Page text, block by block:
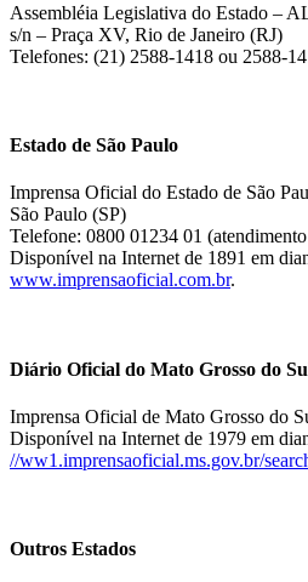
Assembléia Legislativa do Estado –
s/n – Praça XV, Rio de Janeiro (RJ)
Telefones: (21) 2588-1418 ou 2588-
Estado de São Paulo
Imprensa Oficial do Estado de São
São Paulo (SP)
Telefone: 0800 01234 01 (atendimento
Disponível na Internet de 1891 em
www.imprensaoficial.com.br.
Diário Oficial do Mato Grosso do
Imprensa Oficial de Mato Grosso do
Disponível na Internet de 1979 em
//ww1.imprensaoficial.ms.gov.br/
Outros Estados